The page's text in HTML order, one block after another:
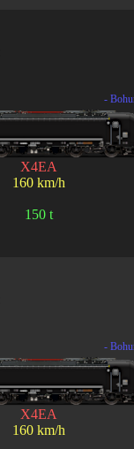
-
X4EA
160 km/h
150 t
-
X4EA
160 km/h